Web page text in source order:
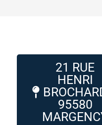
21 RUE
HENRI
95580